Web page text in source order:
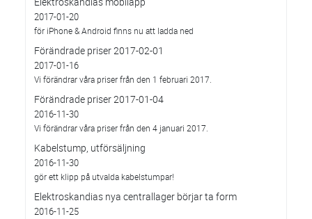
2017-01-20
för iPhone & Android finns nu att ladda ned
Förändrade priser 2017-02-01
2017-01-16
Vi förändrar våra priser från den 1 februari 2017.
Förändrade priser 2017-01-04
2016-11-30
Vi förändrar våra priser från den 4 januari 2017.
Kabelstump, utförsäljning
2016-11-30
gör ett klipp på utvalda kabelstumpar!
Elektroskandias nya centrallager börjar ta form
2016-11-25